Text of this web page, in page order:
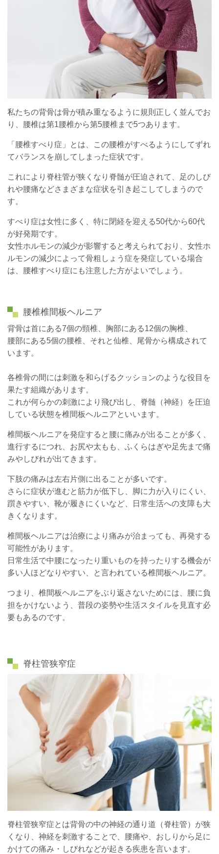
私たちの背骨は骨が積み重なるように規則正しく並んでお
り、腰椎は第1腰椎から第5腰椎まで5つあります。
「腰椎すべり症」とは、この腰椎がすべるようにしてずれ
てバランスを崩してしまった症状です。
これにより脊柱管が狭くなり脊髄が圧迫されて、足のしび
れや腰痛などさまざまな症状を引き起こしてしまうので
す。
すべり症は女性に多く、特に閉経を迎える50代から60代
が好発期です。
女性ホルモンの減少が影響すると考えられており、女性ホ
ルモンの減少によって骨粗しょう症を発症している場合
は、腰椎すべり症にも注意した方がよいでしょう。
腰椎椎間板ヘルニア
背骨は首にある7個の頸椎、胸部にある12個の胸椎、
腰部にある5個の腰椎、それと仙椎、尾骨から構成されて
います。
各椎骨の間には刺激を和らげるクッションのような役目を
果たす組織があります。
これが何らかの刺激により飛び出し、脊髄（神経）を圧迫
している状態を椎間板ヘルニアといいます。
椎間板ヘルニアを発症すると腰に痛みが出ることが多く、
進行するにつれ、お尻や太もも、ふくらはぎや足先まで痛
みやしびれが出てきます。
下肢の痛みは左右片側に出ることが多いです。
さらに症状が進むと筋力が低下し、脚に力が入りにくい、
躓きやすい、靴が履きにくいなど、日常生活への支障も大
きくなります。
椎間板ヘルニアは治療により痛みが治まっても、再発する
可能性があります。
日常生活で中腰になったり重いものを持ったりする機会が
多い人ほどなりやすい、と言われている椎間板ヘルニア。
つまり、椎間板ヘルニアをぶり返さないためには、腰に負
担をかけないよう、普段の姿勢や生活スタイルを見直す必
要もあるのです。
脊柱管狭窄症
脊柱管狭窄症とは背骨の中の神経の通り道（脊柱管）が狭
くなり、神経を刺激することで、腰痛や、おしりから足に
かけての痛み・しびれなどが起きる疾患を言います。